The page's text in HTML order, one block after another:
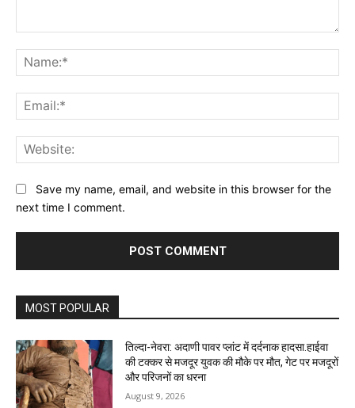
Save my name, email, and website in this browser for the
next time I comment.
MOST POPULAR
तिल्दा-नेवरा: अदाणी पावर प्लांट में दर्दनाक हादसा.हाईवा
की टक्कर से मजदूर युवक की मौके पर मौत, गेट पर मजदूरों
और परिजनों का धरना
August 9, 2026